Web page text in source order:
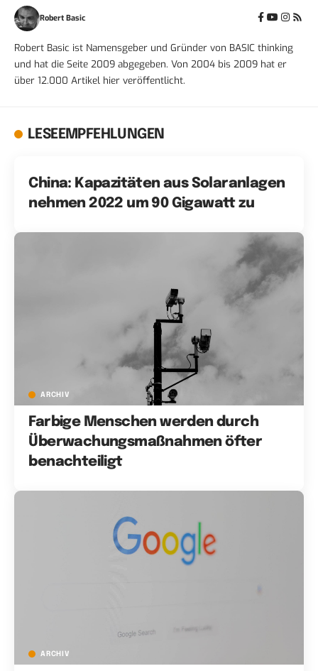
Robert Basic
Robert Basic ist Namensgeber und Gründer von BASIC thinking
und hat die Seite 2009 abgegeben. Von 2004 bis 2009 hat er
über 12.000 Artikel hier veröffentlicht.
LESEEMPFEHLUNGEN
China: Kapazitäten aus Solaranlagen
nehmen 2022 um 90 Gigawatt zu
ARCHIV
Farbige Menschen werden durch
Überwachungsmaßnahmen öfter
benachteiligt
ARCHIV